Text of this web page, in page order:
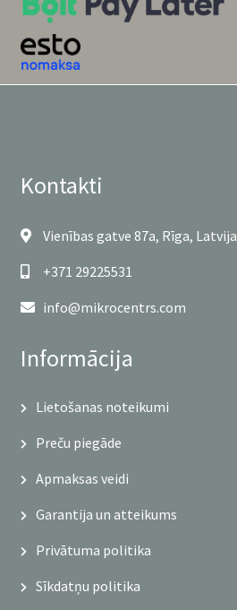
Kontakti
Vienības gatve 87a, Rīga, Latvija
+371 29225531
info@mikrocentrs.com
Informācija
Lietošanas noteikumi
Preču piegāde
Apmaksas veidi
Garantija un atteikums
Privātuma politika
Sīkdatņu politika